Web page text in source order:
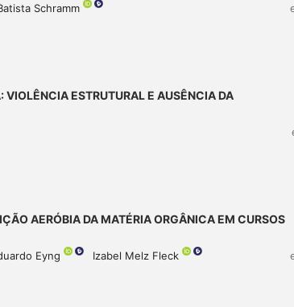
Schramm
ESTRUTURAL E AUSÊNCIA DA
AERÓBIA DA MATÉRIA ORGÂNICA EM CURSOS
Eyng Izabel Melz Fleck